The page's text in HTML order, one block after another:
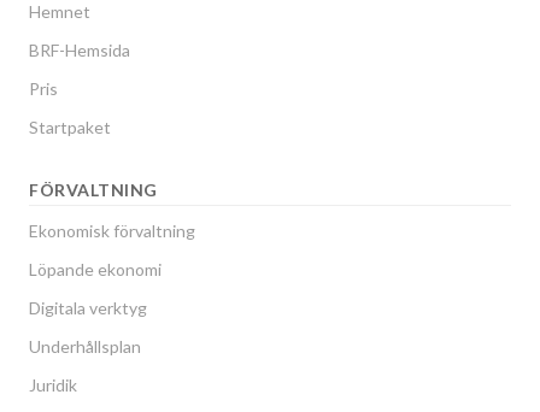
Hemnet
BRF-Hemsida
Pris
Startpaket
FÖRVALTNING
Ekonomisk förvaltning
Löpande ekonomi
Digitala verktyg
Underhållsplan
Juridik